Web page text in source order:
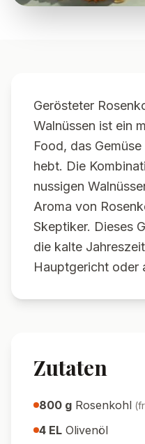
Gerösteter
Walnüssen ist ein
Food, das
hebt. Die
nussigen
Aroma von
Skeptiker. Dieses
die kalte
Hauptgericht oder
Zutaten
800 g Rosenkohl (
4 EL Olivenöl